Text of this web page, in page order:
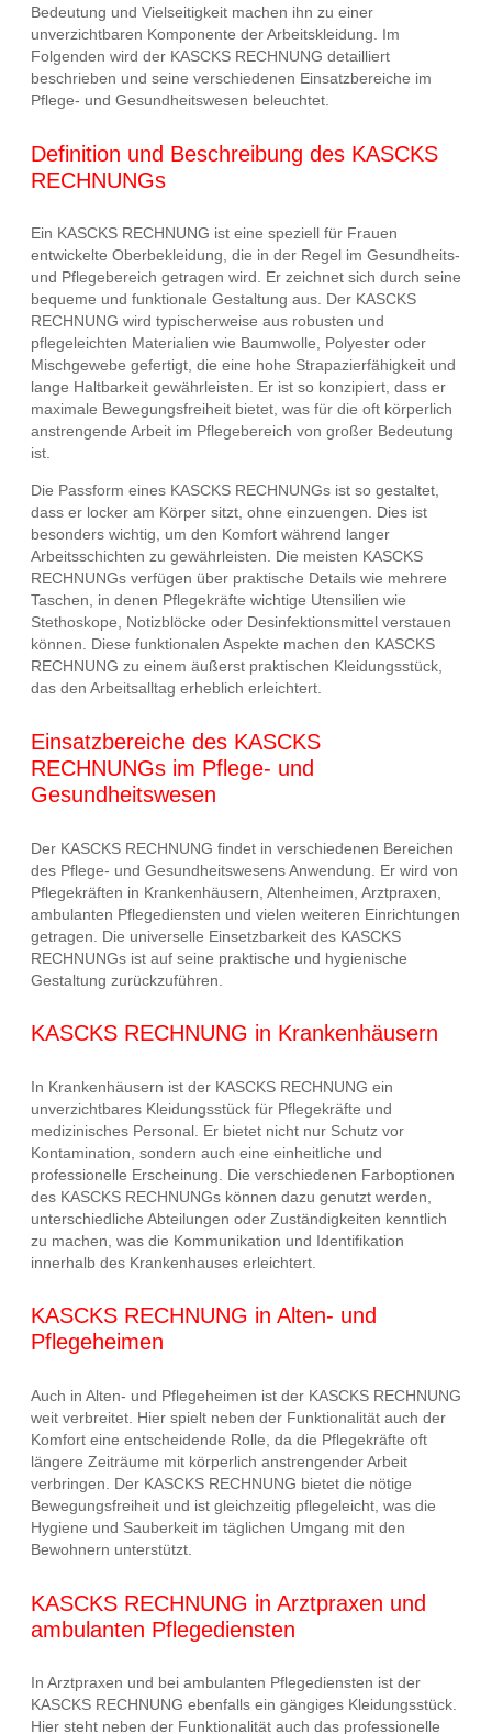
Bedeutung und Vielseitigkeit machen ihn zu einer
unverzichtbaren Komponente der Arbeitskleidung. Im
Folgenden wird der KASCKS RECHNUNG detailliert
beschrieben und seine verschiedenen Einsatzbereiche im
Pflege- und Gesundheitswesen beleuchtet.
Definition und Beschreibung des KASCKS
RECHNUNGs
Ein KASCKS RECHNUNG ist eine speziell für Frauen
entwickelte Oberbekleidung, die in der Regel im Gesundheits-
und Pflegebereich getragen wird. Er zeichnet sich durch seine
bequeme und funktionale Gestaltung aus. Der KASCKS
RECHNUNG wird typischerweise aus robusten und
pflegeleichten Materialien wie Baumwolle, Polyester oder
Mischgewebe gefertigt, die eine hohe Strapazierfähigkeit und
lange Haltbarkeit gewährleisten. Er ist so konzipiert, dass er
maximale Bewegungsfreiheit bietet, was für die oft körperlich
anstrengende Arbeit im Pflegebereich von großer Bedeutung
ist.
Die Passform eines KASCKS RECHNUNGs ist so gestaltet,
dass er locker am Körper sitzt, ohne einzuengen. Dies ist
besonders wichtig, um den Komfort während langer
Arbeitsschichten zu gewährleisten. Die meisten KASCKS
RECHNUNGs verfügen über praktische Details wie mehrere
Taschen, in denen Pflegekräfte wichtige Utensilien wie
Stethoskope, Notizblöcke oder Desinfektionsmittel verstauen
können. Diese funktionalen Aspekte machen den KASCKS
RECHNUNG zu einem äußerst praktischen Kleidungsstück,
das den Arbeitsalltag erheblich erleichtert.
Einsatzbereiche des KASCKS
RECHNUNGs im Pflege- und
Gesundheitswesen
Der KASCKS RECHNUNG findet in verschiedenen Bereichen
des Pflege- und Gesundheitswesens Anwendung. Er wird von
Pflegekräften in Krankenhäusern, Altenheimen, Arztpraxen,
ambulanten Pflegediensten und vielen weiteren Einrichtungen
getragen. Die universelle Einsetzbarkeit des KASCKS
RECHNUNGs ist auf seine praktische und hygienische
Gestaltung zurückzuführen.
KASCKS RECHNUNG in Krankenhäusern
In Krankenhäusern ist der KASCKS RECHNUNG ein
unverzichtbares Kleidungsstück für Pflegekräfte und
medizinisches Personal. Er bietet nicht nur Schutz vor
Kontamination, sondern auch eine einheitliche und
professionelle Erscheinung. Die verschiedenen Farboptionen
des KASCKS RECHNUNGs können dazu genutzt werden,
unterschiedliche Abteilungen oder Zuständigkeiten kenntlich
zu machen, was die Kommunikation und Identifikation
innerhalb des Krankenhauses erleichtert.
KASCKS RECHNUNG in Alten- und
Pflegeheimen
Auch in Alten- und Pflegeheimen ist der KASCKS RECHNUNG
weit verbreitet. Hier spielt neben der Funktionalität auch der
Komfort eine entscheidende Rolle, da die Pflegekräfte oft
längere Zeiträume mit körperlich anstrengender Arbeit
verbringen. Der KASCKS RECHNUNG bietet die nötige
Bewegungsfreiheit und ist gleichzeitig pflegeleicht, was die
Hygiene und Sauberkeit im täglichen Umgang mit den
Bewohnern unterstützt.
KASCKS RECHNUNG in Arztpraxen und
ambulanten Pflegediensten
In Arztpraxen und bei ambulanten Pflegediensten ist der
KASCKS RECHNUNG ebenfalls ein gängiges Kleidungsstück.
Hier steht neben der Funktionalität auch das professionelle